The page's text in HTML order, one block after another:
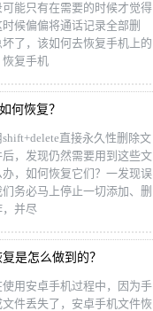
可能只有在需要的时候才觉得
候偏偏将通话记录全部删
坏了，该如何去恢复手机上的
复手机
何恢复？
shift+delete直接永久性删除文
，发现仍然需要用到这些文
，如何恢复它们？一发现误
务必马上停止一切添加、删
，并尽
是怎么做到的？
使用安卓手机过程中，因为手
件丢失了，安卓手机文件恢